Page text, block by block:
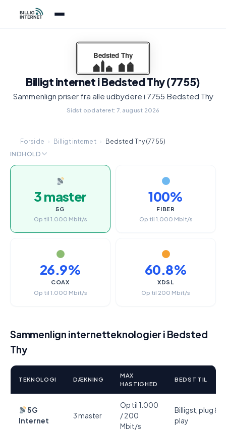
Billigt internet i Bedsted Thy (7755)
Sammenlign priser fra alle udbydere i 7755 Bedsted Thy
Sidst opdateret: 7. august 2026
Forside › Billigt internet › Bedsted Thy (7755)
INDHOLD
3 master
5G
Op til 1.000 Mbit/s
100%
FIBER
Op til 1.000 Mbit/s
26.9%
COAX
Op til 1.000 Mbit/s
60.8%
XDSL
Op til 200 Mbit/s
Sammenlign internetteknologier i Bedsted
Thy
TEKNOLOGI DÆKNING
MAX
HASTIGHED
BEDST TIL
5G
Internet
3 master
Op til 1.000
/ 200
Mbit/s
Billigst, plug &
play